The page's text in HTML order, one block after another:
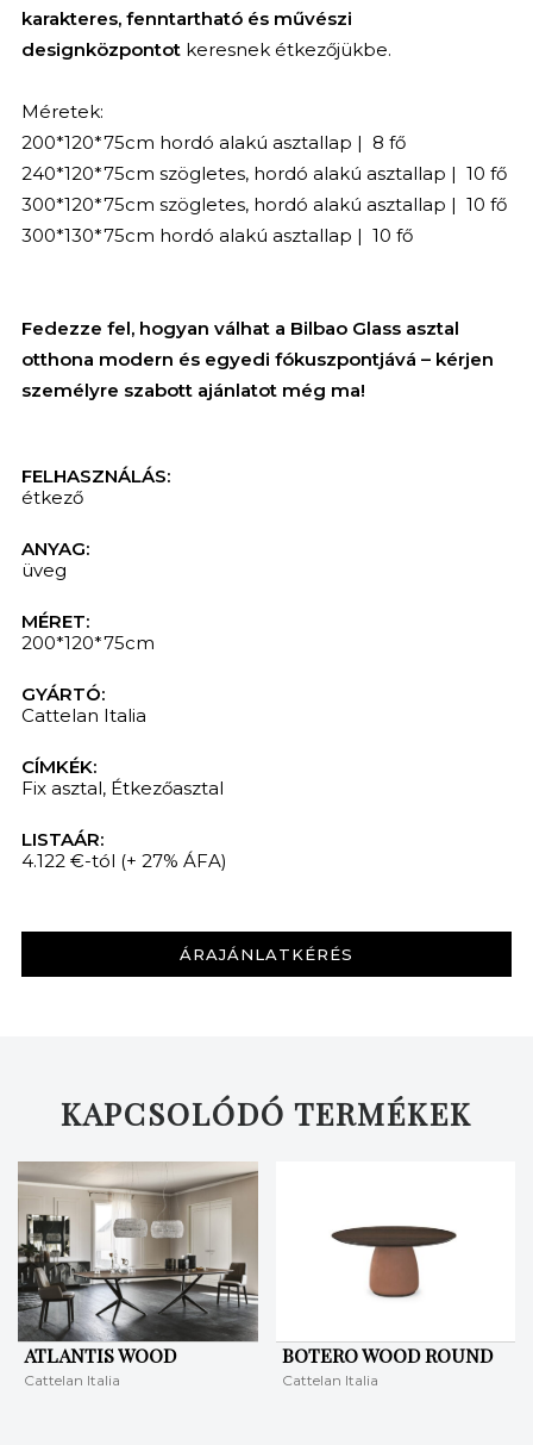
karakteres, fenntartható és művészi
designközpontotkeresnek étkezőjükbe.
Méretek:
200*120*75cm hordó alakú asztallap | 8 fő
240*120*75cm szögletes, hordó alakú asztallap | 10 fő
300*120*75cm szögletes, hordó alakú asztallap | 10 fő
300*130*75cm hordó alakú asztallap | 10 fő
Fedezze fel, hogyan válhat a Bilbao Glass asztal
otthona modern és egyedi fókuszpontjává – kérjen
személyre szabott ajánlatot még ma!
FELHASZNÁLÁS:
étkező
ANYAG:
üveg
MÉRET:
200*120*75cm
GYÁRTÓ:
Cattelan Italia
CÍMKÉK:
Fix asztal, Étkezőasztal
LISTAÁR:
4.122 €-tól (+ 27% ÁFA)
ÁRAJÁNLATKÉRÉS
KAPCSOLÓDÓ TERMÉKEK
ATLANTIS WOOD
Cattelan Italia
BOTERO WOOD ROUND
Cattelan Italia